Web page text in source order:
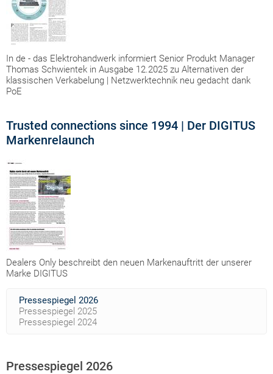
In de - das Elektrohandwerk informiert Senior Produkt Manager
Thomas Schwientek in Ausgabe 12.2025 zu Alternativen der
klassischen Verkabelung | Netzwerktechnik neu gedacht dank
PoE
Trusted connections since 1994 | Der DIGITUS
Markenrelaunch
Dealers Only beschreibt den neuen Markenauftritt der unserer
Marke DIGITUS
Pressespiegel 2026
Pressespiegel 2025
Pressespiegel 2024
Pressespiegel 2026